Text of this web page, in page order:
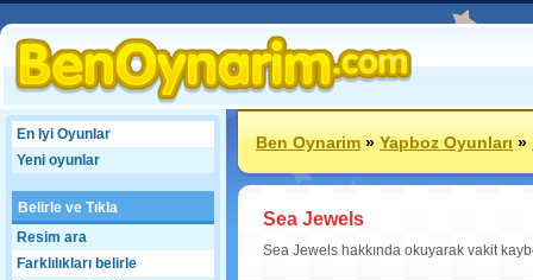
En Iyi Oyunlar
Yeni oyunlar
Belirle ve Tıkla
Resim ara
Farklılıkları belirle
Ben Oynarim»Yapboz Oyunları»
Sea Jewels
Sea Jewels hakkında okuyarak vakit